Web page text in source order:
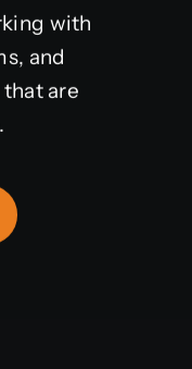
with
and
are